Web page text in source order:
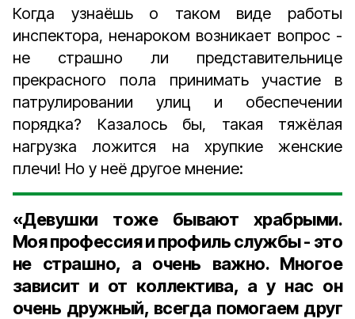
Когда узнаёшь о таком виде работы
инспектора, ненароком возникает вопрос -
не страшно ли представительнице
прекрасного пола принимать участие в
патрулировании улиц и обеспечении
порядка? Казалось бы, такая тяжёлая
нагрузка ложится на хрупкие женские
плечи! Но у неё другое мнение:
«Девушки тоже бывают храбрыми.
Моя профессия и профиль службы - это
не страшно, а очень важно. Многое
зависит и от коллектива, а у нас он
очень дружный, всегда помогаем друг